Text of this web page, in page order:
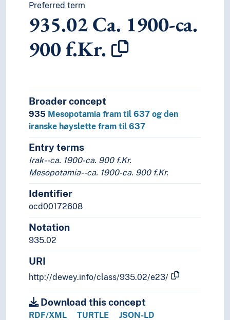
Preferred term
935.02Ca. 1900-ca.
900 f.Kr.
Broader concept
935 Mesopotamia fram til 637 og den
iranske høyslette fram til 637
Entry terms
Irak--ca. 1900-ca. 900 f.Kr.
Mesopotamia--ca. 1900-ca. 900 f.Kr.
Identifier
ocd00172608
Notation
935.02
URI
http://dewey.info/class/935.02/e23/
Download this concept
RDF/XML TURTLE JSON-LD